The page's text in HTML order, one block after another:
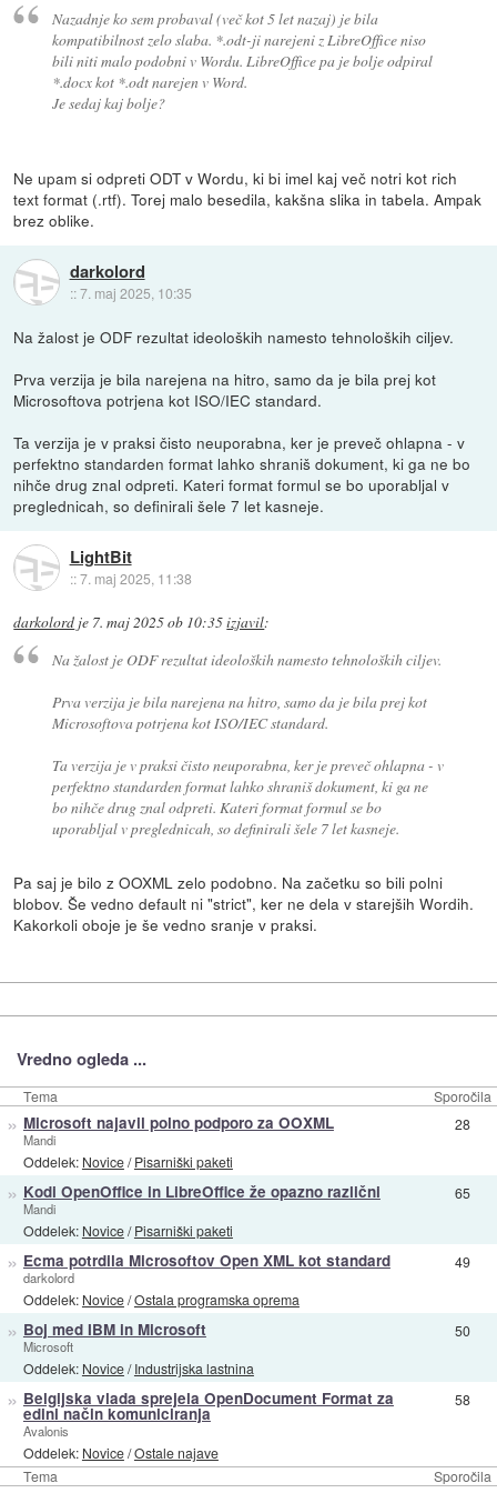
Nazadnje ko sem probaval (več kot 5 let nazaj) je bila
kompatibilnost zelo slaba. *.odt-ji narejeni z LibreOffice niso
bili niti malo podobni v Wordu. LibreOffice pa je bolje odpiral
*.docx kot *.odt narejen v Word.
Je sedaj kaj bolje?
Ne upam si odpreti ODT v Wordu, ki bi imel kaj več notri kot rich
text format (.rtf). Torej malo besedila, kakšna slika in tabela. Ampak
brez oblike.
darkolord
::7. maj 2025, 10:35
Na žalost je ODF rezultat ideoloških namesto tehnoloških ciljev.
Prva verzija je bila narejena na hitro, samo da je bila prej kot
Microsoftova potrjena kot ISO/IEC standard.
Ta verzija je v praksi čisto neuporabna, ker je preveč ohlapna - v
perfektno standarden format lahko shraniš dokument, ki ga ne bo
nihče drug znal odpreti. Kateri format formul se bo uporabljal v
preglednicah, so definirali šele 7 let kasneje.
LightBit
::7. maj 2025, 11:38
darkolord je 7. maj 2025 ob 10:35izjavil:
Na žalost je ODF rezultat ideoloških namesto tehnoloških ciljev.
Prva verzija je bila narejena na hitro, samo da je bila prej kot
Microsoftova potrjena kot ISO/IEC standard.
Ta verzija je v praksi čisto neuporabna, ker je preveč ohlapna - v
perfektno standarden format lahko shraniš dokument, ki ga ne
bo nihče drug znal odpreti. Kateri format formul se bo
uporabljal v preglednicah, so definirali šele 7 let kasneje.
Pa saj je bilo z OOXML zelo podobno. Na začetku so bili polni
blobov. Še vedno default ni "strict", ker ne dela v starejših Wordih.
Kakorkoli oboje je še vedno sranje v praksi.
Vredno ogleda ...
Tema Sporočila
Tema Sporočila
» Microsoft najavil polno podporo za OOXML
Mandi
Oddelek: Novice/Pisarniški paketi
28
» Kodi OpenOffice in LibreOffice že opazno različni
Mandi
Oddelek: Novice/Pisarniški paketi
65
» Ecma potrdila Microsoftov Open XML kot standard
darkolord
Oddelek: Novice/Ostala programska oprema
49
» Boj med IBM in Microsoft
Microsoft
Oddelek: Novice/Industrijska lastnina
50
» Belgijska vlada sprejela OpenDocument Format za
edini način komuniciranja
Avalonis
Oddelek: Novice/Ostale najave
58